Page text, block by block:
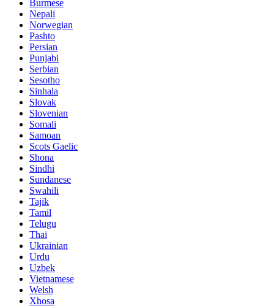
Burmese
Nepali
Norwegian
Pashto
Persian
Punjabi
Serbian
Sesotho
Sinhala
Slovak
Slovenian
Somali
Samoan
Scots Gaelic
Shona
Sindhi
Sundanese
Swahili
Tajik
Tamil
Telugu
Thai
Ukrainian
Urdu
Uzbek
Vietnamese
Welsh
Xhosa